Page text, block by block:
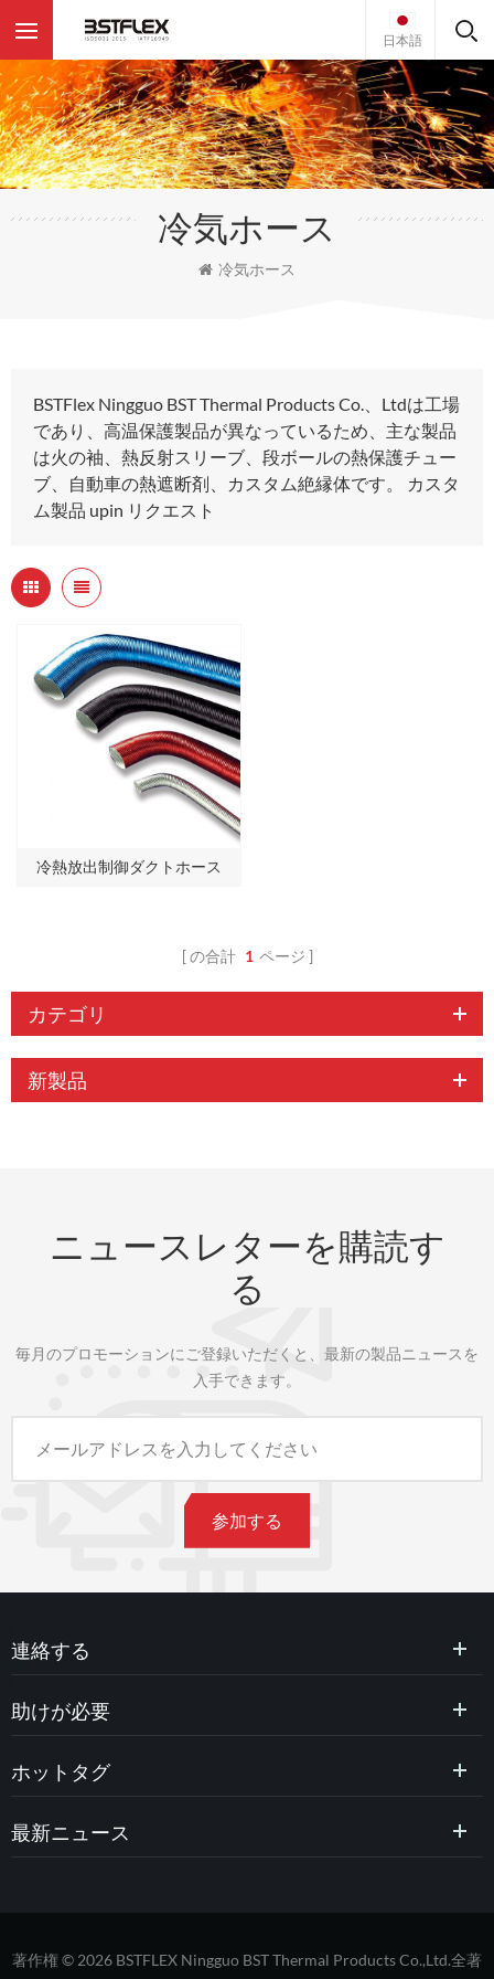
日本語
冷気ホース
冷気ホース
BSTFlex Ningguo BST Thermal Products Co.、Ltdは工場
であり、高温保護製品が異なっているため、主な製品
は火の袖、熱反射スリーブ、段ボールの熱保護チュー
ブ、自動車の熱遮断剤、カスタム絶縁体です。 カスタ
ム製品 upin リクエスト
冷熱放出制御ダクトホース
の合計 1 ページ
カテゴリ
新製品
ニュースレターを購読す
る
毎月のプロモーションにご登録いただくと、最新の製品ニュースを
入手できます。
連絡する
助けが必要
ホットタグ
最新ニュース
著作権 © 2026 BSTFLEX Ningguo BST Thermal Products Co.,Ltd.全著